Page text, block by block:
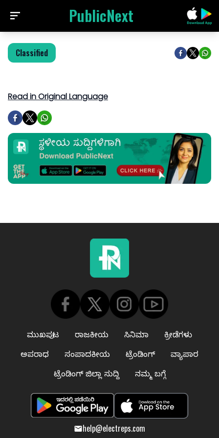
PublicNext
Classified
Read in Original Language
ಮುಖಪುಟ ರಾಜಕೀಯ ಸಿನಿಮಾ
ಕ್ರೀಡೆಗಳು
ಅಪರಾಧ
ಸಂಪಾದಕೀಯ ಟ್ರೆಂಡಿಂಗ್
ವ್ಯಾಪಾರ
ಟ್ರೆಂಡಿಂಗ್ ಜಿಲ್ಲಾ ಸುದ್ದಿ
ನಮ್ಮ ಬಗ್ಗೆ
help@electreps.com